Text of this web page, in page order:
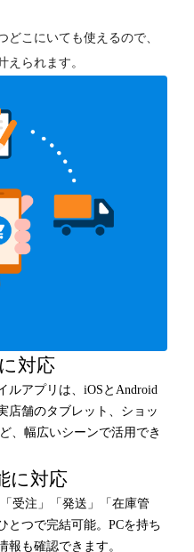
どこにいても使えるので、
えられます。
対応
ルアプリは、iOSとAndroid
店舗のタブレット、ショッ
、幅広いシーンで活用でき
に対応
受注」「発送」「在庫管
とつで完結可能。PCを持ち
報も確認できます。